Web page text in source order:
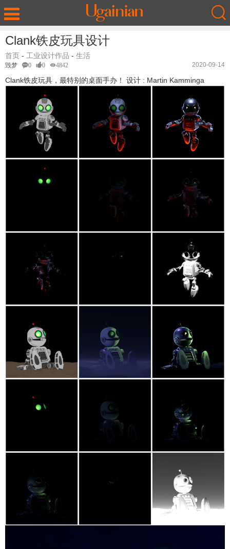
Clank铁皮玩具设计
首页 - 工业设计作品 - 生活
毁梦 0 0 4842 2020-09-14
Clank铁皮玩具，最特别的桌面手办！ 设计 : Martin Kamminga